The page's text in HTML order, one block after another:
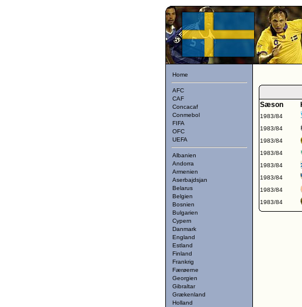
Home
AFC
CAF
Concacaf
Conmebol
FIFA
OFC
UEFA
Albanien
Andorra
Armenien
Aserbajdsjan
Belarus
Belgien
Bosnien
Bulgarien
Cypern
Danmark
England
Estland
Finland
Frankrig
Færøerne
Georgien
Gibraltar
Grækenland
Holland
Sæson
1983/84
1983/84
1983/84
1983/84
1983/84
1983/84
1983/84
1983/84